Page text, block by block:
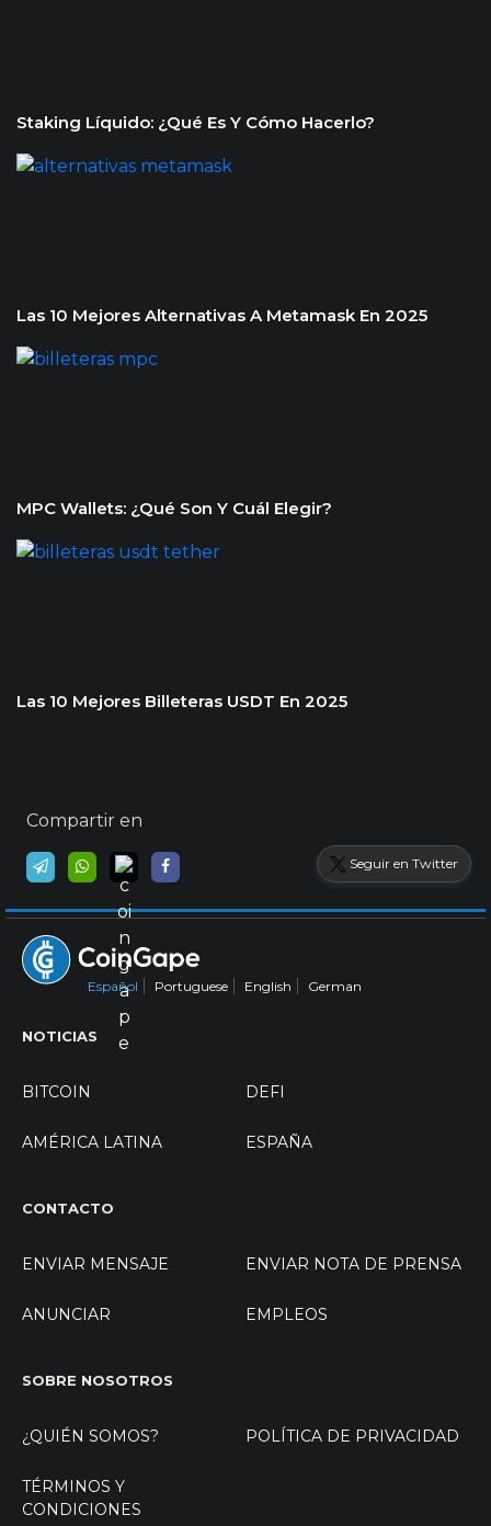
Staking Líquido: ¿Qué Es Y Cómo Hacerlo?
Las 10 Mejores Alternativas A Metamask En 2025
MPC Wallets: ¿Qué Son Y Cuál Elegir?
Las 10 Mejores Billeteras USDT En 2025
Compartir en
Seguir en Twitter
Español Portuguese English German
NOTICIAS
BITCOIN DEFI
AMÉRICA LATINA ESPAÑA
CONTACTO
ENVIAR MENSAJE ENVIAR NOTA DE PRENSA
ANUNCIAR EMPLEOS
SOBRE NOSOTROS
¿QUIÉN SOMOS? POLÍTICA DE PRIVACIDAD
TÉRMINOS Y
CONDICIONES